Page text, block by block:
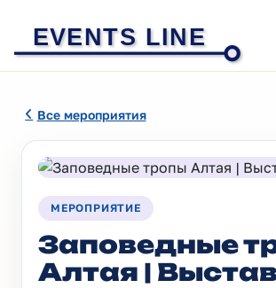
EVENTS LINE
Все мероприятия
МЕРОПРИЯТИЕ
Заповедные
Алтая |